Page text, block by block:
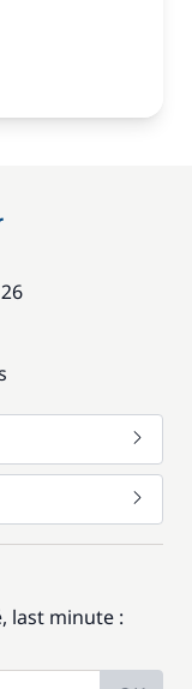
last minute :